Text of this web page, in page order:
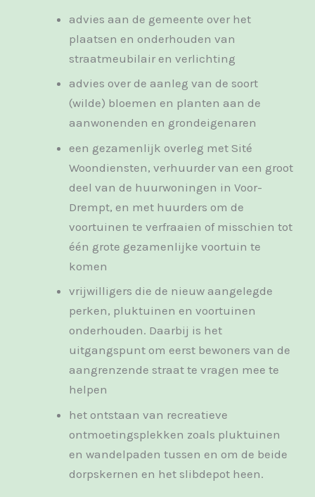
advies aan de gemeente over het
plaatsen en onderhouden van
straatmeubilair en verlichting
advies over de aanleg van de soort
(wilde) bloemen en planten aan de
aanwonenden en grondeigenaren
een gezamenlijk overleg met Sité
Woondiensten, verhuurder van een groot
deel van de huurwoningen in Voor-
Drempt, en met huurders om de
voortuinen te verfraaien of misschien tot
één grote gezamenlijke voortuin te
komen
vrijwilligers die de nieuw aangelegde
perken, pluktuinen en voortuinen
onderhouden. Daarbij is het
uitgangspunt om eerst bewoners van de
aangrenzende straat te vragen mee te
helpen
het ontstaan van recreatieve
ontmoetingsplekken zoals pluktuinen
en wandelpaden tussen en om de beide
dorpskernen en het slibdepot heen.